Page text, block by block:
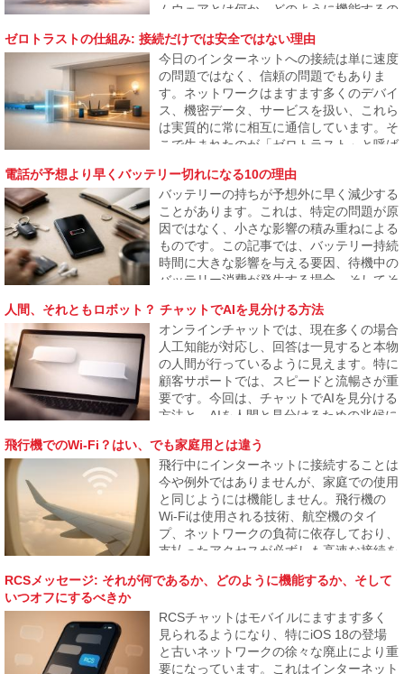
ムウェアとは何か、どのように機能するの
小企業にもますます焦点を当てているのか
を説明します。
ゼロトラストの仕組み: 接続だけでは安全ではない理由
今日のインターネットへの接続は単に速度
の問題ではなく、信頼の問題でもありま
す。ネットワークはますます多くのデバイ
ス、機密データ、サービスを扱い、これら
は実質的に常に相互に通信しています。そ
こで生まれたのが「ゼロトラスト」と呼ば
見なされないことを前提にしています。こ
の記事は、このモデルがなぜ生まれたの
か、そしてどのようにインターネットの普
段の運用に徐々に反映されるのかを説明し
ます。
電話が予想より早くバッテリー切れになる10の理由
バッテリーの持ちが予想外に早く減少する
ことがあります。これは、特定の問題が原
因ではなく、小さな影響の積み重ねによる
ものです。この記事では、バッテリー持続
時間に大きな影響を与える要因、待機中の
バッテリー消費が発生する場合、そしてそ
なる理由について説明します。
人間、それともロボット？ チャットでAIを見分ける方法
オンラインチャットでは、現在多くの場合
人工知能が対応し、回答は一見すると本物
の人間が行っているように見えます。特に
顧客サポートでは、スピードと流暢さが重
要です。今回は、チャットでAIを見分ける
方法と、AIを人間と見分けるための兆候に
つつあるかを見ていきます。
飛行機でのWi-Fi？はい、でも家庭用とは違う
飛行中にインターネットに接続することは
今や例外ではありませんが、家庭での使用
と同じようには機能しません。飛行機の
Wi-Fiは使用される技術、航空機のタイ
プ、ネットワークの負荷に依存しており、
支払ったアクセスが必ずしも高速な接続を
行機でのインターネットの仕組み、なぜ遅
かを説明します。
RCSメッセージ: それが何であるか、どのように機能するか、そして
いつオフにするべきか
RCSチャットはモバイルにますます多く
見られるようになり、特にiOS 18の登場
と古いネットワークの徐々な廃止により重
要になっています。これはインターネット